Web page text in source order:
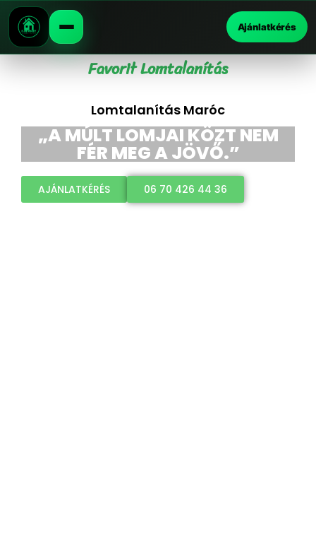
Ajánlatkérés
Favorit Lomtalanítás
Lomtalanítás Maróc
„A MÚLT LOMJAI KÖZT NEM
FÉR MEG A JÖVŐ.”
AJÁNLATKÉRÉS 06 70 426 44 36